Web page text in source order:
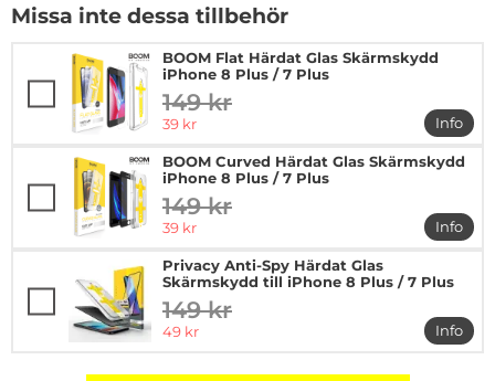
Missa inte dessa tillbehör
BOOM Flat Härdat Glas Skärmskydd
iPhone 8 Plus / 7 Plus
tidigare pris
149 kr
rea pris
39 kr
Info
mer
BOOM Curved Härdat Glas Skärmskydd
iPhone 8 Plus / 7 Plus
tidigare pris
149 kr
rea pris
39 kr
Info
mer
Privacy Anti-Spy Härdat Glas
Skärmskydd till iPhone 8 Plus / 7 Plus
tidigare pris
149 kr
rea pris
49 kr
Info
mer